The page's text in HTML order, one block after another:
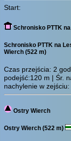
Start:
Schronisko PTTK na
Schronisko PTTK na
Wierch (522 m)
Czas przejścia: 2
podejść:120 m | Śr.
nachylenie w
Ostry Wierch
Ostry Wierch (522 m)